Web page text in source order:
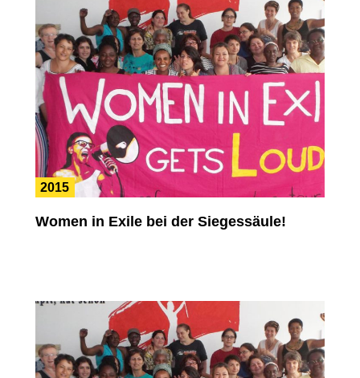
2015
Women in Exile bei der Siegessäule!